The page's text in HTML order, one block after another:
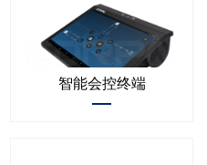
智能会控终端